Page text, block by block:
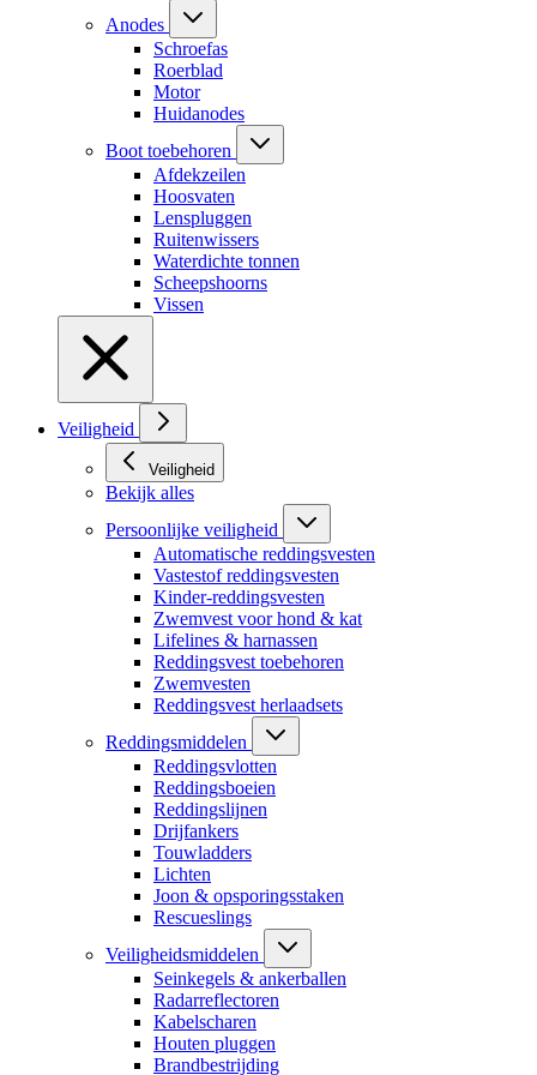
Anodes
Schroefas
Roerblad
Motor
Huidanodes
Boot toebehoren
Afdekzeilen
Hoosvaten
Lenspluggen
Ruitenwissers
Waterdichte tonnen
Scheepshoorns
Vissen
Veiligheid
Veiligheid
Bekijk alles
Persoonlijke veiligheid
Automatische reddingsvesten
Vastestof reddingsvesten
Kinder-reddingsvesten
Zwemvest voor hond & kat
Lifelines & harnassen
Reddingsvest toebehoren
Zwemvesten
Reddingsvest herlaadsets
Reddingsmiddelen
Reddingsvlotten
Reddingsboeien
Reddingslijnen
Drijfankers
Touwladders
Lichten
Joon & opsporingsstaken
Rescueslings
Veiligheidsmiddelen
Seinkegels & ankerballen
Radarreflectoren
Kabelscharen
Houten pluggen
Brandbestrijding